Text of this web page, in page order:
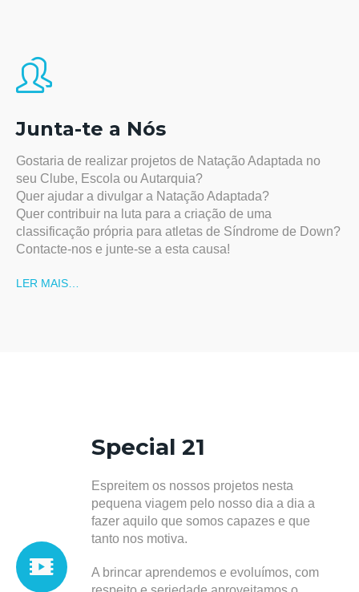
Junta-te a Nós
Gostaria de realizar projetos de Natação Adaptada no
seu Clube, Escola ou Autarquia?
Quer ajudar a divulgar a Natação Adaptada?
Quer contribuir na luta para a criação de uma
classificação própria para atletas de Síndrome de Down?
Contacte-nos e junte-se a esta causa!
LER MAIS…
Special 21
Espreitem os nossos projetos nesta
pequena viagem pelo nosso dia a dia a
fazer aquilo que somos capazes e que
tanto nos motiva.
A brincar aprendemos e evoluímos, com